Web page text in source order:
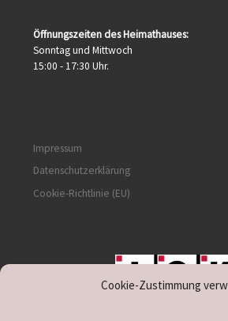
Cookie-Zustimmung
Öffnungszeiten des Heimathauses:
Sonntag und Mittwoch
15:00 - 17:30 Uhr.
Impressum
Datenschutzerklärung
Cookie-Richtlinie (EU)